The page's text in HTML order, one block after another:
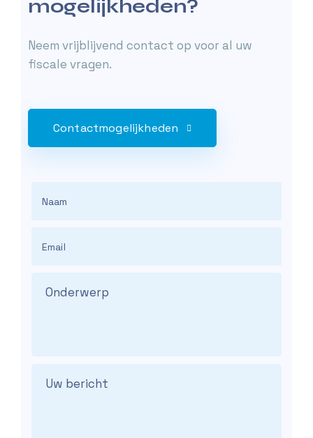
mogelijkheden?
Neem vrijblijvend contact op voor al uw
fiscale vragen.
Contactmogelijkheden